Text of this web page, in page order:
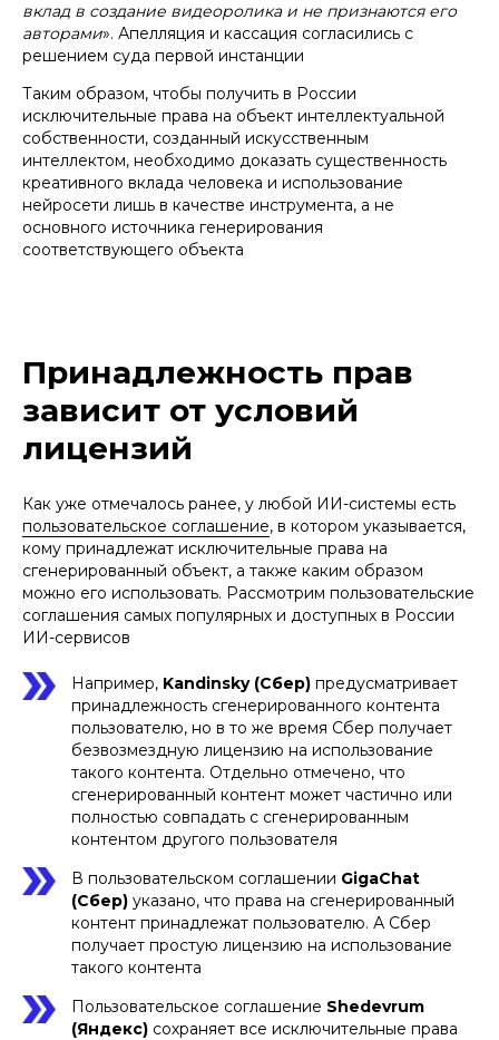
вклад в создание видеоролика и не признаются его
авторами». Апелляция и кассация согласились с
решением суда первой инстанции
Таким образом, чтобы получить в России
исключительные права на объект интеллектуальной
собственности, созданный искусственным
интеллектом, необходимо доказать существенность
креативного вклада человека и использование
нейросети лишь в качестве инструмента, а не
основного источника генерирования
соответствующего объекта
Принадлежность прав
зависит от условий
лицензий
Как уже отмечалось ранее, у любой ИИ-системы есть
пользовательское соглашение, в котором указывается,
кому принадлежат исключительные права на
сгенерированный объект, а также каким образом
можно его использовать. Рассмотрим пользовательские
соглашения самых популярных и доступных в России
ИИ-сервисов
Например, Kandinsky (Сбер) предусматривает
принадлежность сгенерированного контента
пользователю, но в то же время Сбер получает
безвозмездную лицензию на использование
такого контента. Отдельно отмечено, что
сгенерированный контент может частично или
полностью совпадать с сгенерированным
контентом другого пользователя
В пользовательском соглашении GigaChat
(Сбер) указано, что права на сгенерированный
контент принадлежат пользователю. А Сбер
получает простую лицензию на использование
такого контента
Пользовательское соглашение Shedevrum
(Яндекс) сохраняет все исключительные права
+7
Отправить
юрист практики защиты
интеллектуальной
собственности
Нажимая кнопку «Отправить», вы даете согласиена
политикойобработки персональных данных